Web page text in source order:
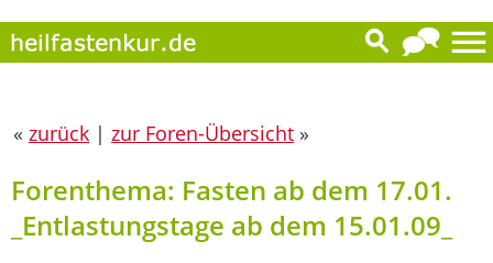
« zurück | zur Foren-Übersicht »
Forenthema: Fasten ab dem 17.01.
_Entlastungstage ab dem 15.01.09_